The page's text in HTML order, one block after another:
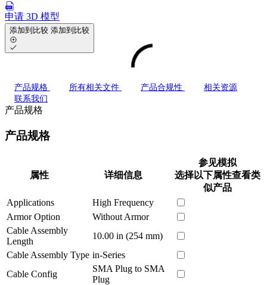
申请 3D 模型
添加到比较 添加到比较
产品规格 所有相关文件 产品合规性
相关资源
联系我们
产品规格
产品规格
属性 详细信息
参见模拟
选择以下属性查看类
似产品
Applications
High Frequency
Armor Option
Without Armor
Cable Assembly
Length
10.00 in (254 mm)
Cable Assembly Type in-Series
Cable Config
SMA Plug to SMA
Plug